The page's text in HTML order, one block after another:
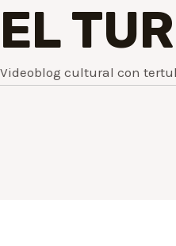
EL
Videoblog cultural con